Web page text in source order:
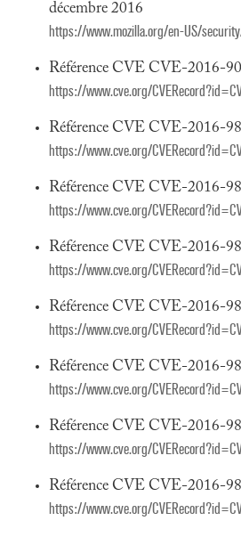
décembre 2016
https://www.mozilla.org/en-US/
Référence CVE CVE-2016-
https://www.cve.org/
Référence CVE CVE-2016-
https://www.cve.org/
Référence CVE CVE-2016-
https://www.cve.org/
Référence CVE CVE-2016-
https://www.cve.org/
Référence CVE CVE-2016-
https://www.cve.org/
Référence CVE CVE-2016-
https://www.cve.org/
Référence CVE CVE-2016-
https://www.cve.org/
Référence CVE CVE-2016-
https://www.cve.org/